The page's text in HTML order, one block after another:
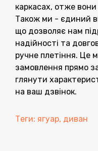
каркасах, отже вони
Також ми - єдиний
що дозволяє нам
надійності та
ручне плетіння. Це
замовлення прямо
глянути
на ваш дзвінок.
Теги: ягуар, диван